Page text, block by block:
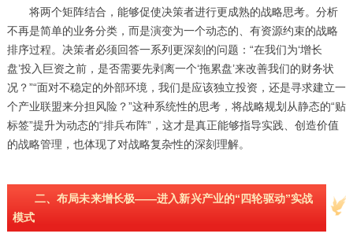
将两个矩阵结合，能够促使决策者进行更成熟的战略思考。分析
不再是简单的业务分类，而是演变为一个动态的、有资源约束的战略
排序过程。决策者必须回答一系列更深刻的问题：“在我们为‘增长
盘’投入巨资之前，是否需要先剥离一个‘拖累盘’来改善我们的财务状
况？”“面对不稳定的外部环境，我们是应该独立投资，还是寻求建立一
个产业联盟来分担风险？”这种系统性的思考，将战略规划从静态的“贴
标签”提升为动态的“排兵布阵”，这才是真正能够指导实践、创造价值
的战略管理，也体现了对战略复杂性的深刻理解。
二、布局未来增长极——进入新兴产业的“四轮驱动”实战
模式